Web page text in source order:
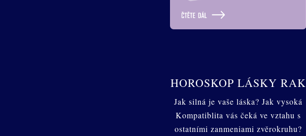
HOROSKOP LÁSKY RAK
Jak silná je vaše láska? Jak vysoká
Kompatiblita vás čeká ve vztahu s
ostatními zanmeniami zvěrokruhu?